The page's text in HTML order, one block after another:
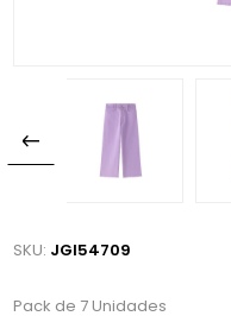
SKU: JGI54709
Pack de 7 Unidades